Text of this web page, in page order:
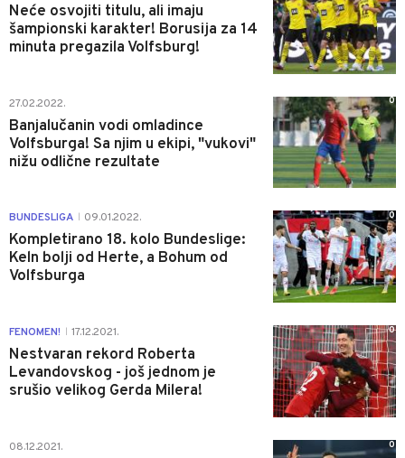
Neće osvojiti titulu, ali imaju
šampionski karakter! Borusija za 14
minuta pregazila Volfsburg!
27.02.2022.
Banjalučanin vodi omladince
Volfsburga! Sa njim u ekipi, "vukovi"
nižu odlične rezultate
0
BUNDESLIGA 09.01.2022.
Kompletirano 18. kolo Bundeslige:
Keln bolji od Herte, a Bohum od
Volfsburga
0
FENOMEN! 17.12.2021.
Nestvaran rekord Roberta
Levandovskog - još jednom je
srušio velikog Gerda Milera!
0
08.12.2021. 0